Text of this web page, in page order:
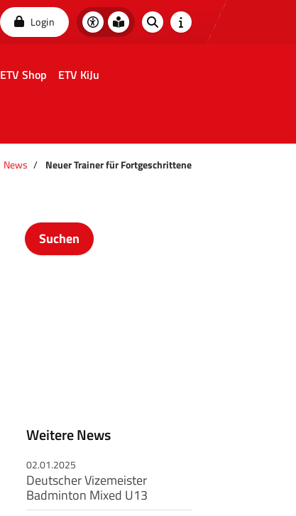
Login
ETV Shop ETV KiJu
News Neuer Trainer für Fortgeschrittene
Weitere News
02.01.2025
Deutscher Vizemeister
Badminton Mixed U13